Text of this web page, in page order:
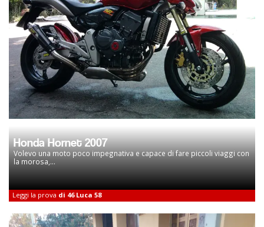
Honda Hornet 2007
Volevo una moto poco impegnativa e capace di fare piccoli viaggi con
la morosa,...
Leggi la prova di 46 Luca 58